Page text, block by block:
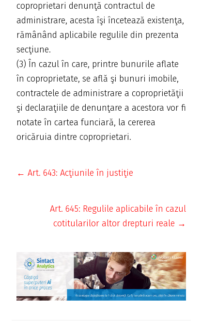
coproprietari denunţă contractul de
administrare, acesta îşi încetează existenţa,
rămânând aplicabile regulile din prezenta
secţiune.
(3) În cazul în care, printre bunurile aflate
în coproprietate, se află şi bunuri imobile,
contractele de administrare a coproprietăţii
şi declaraţiile de denunţare a acestora vor fi
notate în cartea funciară, la cererea
oricăruia dintre coproprietari.
← Art. 643: Acţiunile în justiţie
Art. 645: Regulile aplicabile în cazul
cotitularilor altor drepturi reale →